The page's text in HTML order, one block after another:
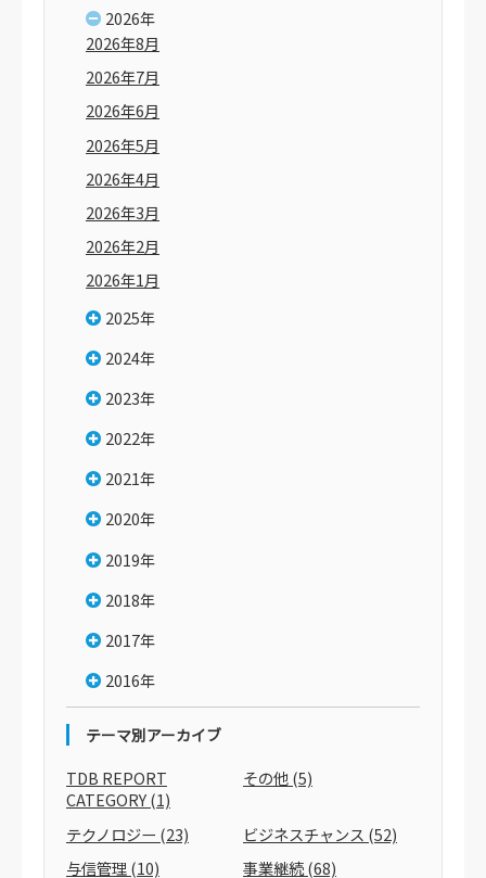
2026年
2026年8月
2026年7月
2026年6月
2026年5月
2026年4月
2026年3月
2026年2月
2026年1月
2025年
2024年
2023年
2022年
2021年
2020年
2019年
2018年
2017年
2016年
テーマ別アーカイブ
TDB REPORT
CATEGORY(1)
その他(5)
テクノロジー (23) ビジネスチャンス (52)
与信管理(10) 事業継続(68)